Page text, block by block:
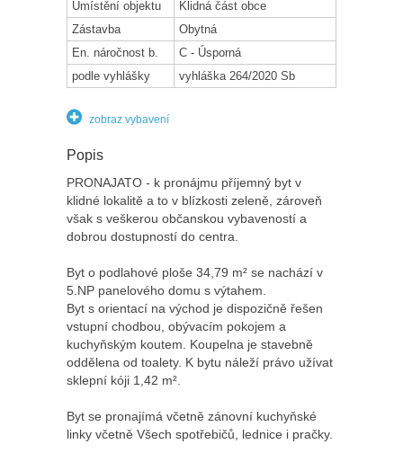
Umístění objektu
Klidná část obce
Zástavba
Obytná
En. náročnost b.
C - Úsporná
podle vyhlášky
vyhláška 264/2020 Sb
zobraz vybavení
Popis
PRONAJATO - k pronájmu příjemný byt v
klidné lokalitě a to v blízkosti zeleně, zároveň
však s veškerou občanskou vybaveností a
dobrou dostupností do centra.
Byt o podlahové ploše 34,79 m² se nachází v
5.NP panelového domu s výtahem.
Byt s orientací na východ je dispozičně řešen
vstupní chodbou, obývacím pokojem a
kuchyňským koutem. Koupelna je stavebně
oddělena od toalety. K bytu náleží právo užívat
sklepní kóji 1,42 m².
Byt se pronajímá včetně zánovní kuchyňské
linky včetně Všech spotřebičů, lednice i pračky.